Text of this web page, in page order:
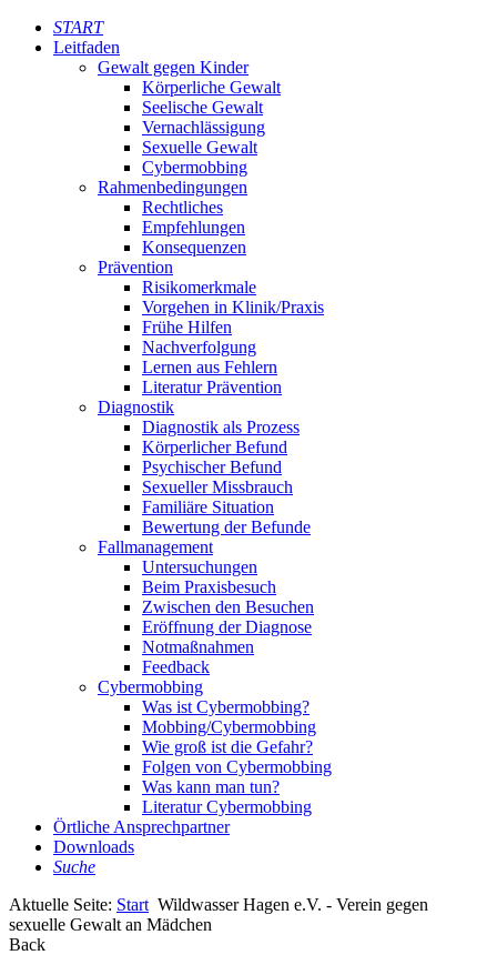
START
Leitfaden
Gewalt gegen Kinder
Körperliche Gewalt
Seelische Gewalt
Vernachlässigung
Sexuelle Gewalt
Cybermobbing
Rahmenbedingungen
Rechtliches
Empfehlungen
Konsequenzen
Prävention
Risikomerkmale
Vorgehen in Klinik/Praxis
Frühe Hilfen
Nachverfolgung
Lernen aus Fehlern
Literatur Prävention
Diagnostik
Diagnostik als Prozess
Körperlicher Befund
Psychischer Befund
Sexueller Missbrauch
Familiäre Situation
Bewertung der Befunde
Fallmanagement
Untersuchungen
Beim Praxisbesuch
Zwischen den Besuchen
Eröffnung der Diagnose
Notmaßnahmen
Feedback
Cybermobbing
Was ist Cybermobbing?
Mobbing/Cybermobbing
Wie groß ist die Gefahr?
Folgen von Cybermobbing
Was kann man tun?
Literatur Cybermobbing
Örtliche Ansprechpartner
Downloads
Suche
Aktuelle Seite: Start Wildwasser Hagen e.V. - Verein gegen
sexuelle Gewalt an Mädchen
Back